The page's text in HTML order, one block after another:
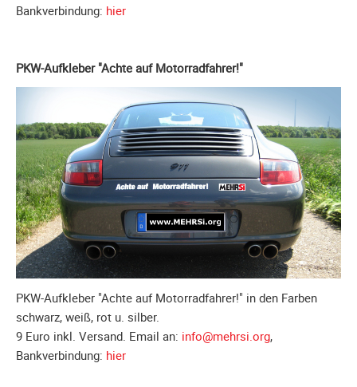
Unterfahrschutz
Unterfahrschutz
-
Kompatibilität
Unterfahrschutz
-
mit
in
Absenkung
Streckensicherung
Meldeformular
Flex.
Kurvenleittafel
Galerien
Bankverbindung: hier
PKW-Aufkleber "Achte auf Motorradfahrer!"
PKW-Aufkleber "Achte auf Motorradfahrer!" in den Farben
schwarz, weiß, rot u. silber.
9 Euro inkl. Versand. Email an: info@mehrsi.org,
Bankverbindung: hier